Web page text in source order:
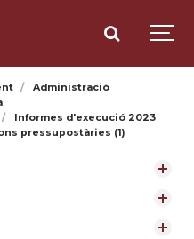
Administració
Informes d'execució 2023
pressupostàries (1)